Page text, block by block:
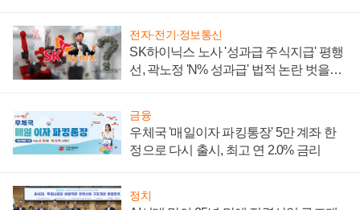
전자·전기·정보통신
SK하이닉스 노사 '성과급 주식지급' 평행
선, 곽노정 'N% 성과급' 법적 논란 벗을지
금융
우체국 '매일이자 파킹통장' 5만 계좌 한
정으로 다시 출시, 최고 연 2.0% 금리
정치